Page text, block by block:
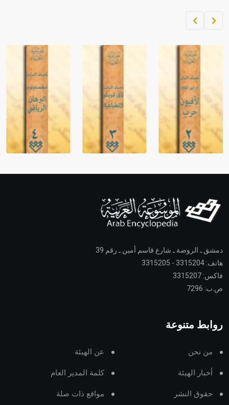
دمشق ـ الروضة ـ شارع قاسم أمين ـ رقم 39
هاتف: 3315204 - 3315205
فاكس: 3315207
ص.ب: 7296
روابط متنوعة
من نحن عن الهيئة
أخبار الهيئة كلمة المدير العام
حقوق النشر مواقع ذات صلة